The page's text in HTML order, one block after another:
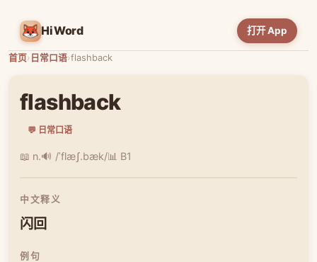
HiWord 打开 App
首页› 日常口语›flashback
flashback
💬 日常口语
📖 n.🔊 /ˈflæʃ.bæk/📊 B1
中文释义
闪回
例句